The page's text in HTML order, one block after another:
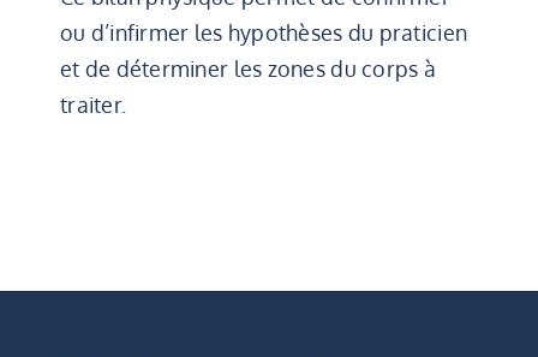
ou d’infirmer les hypothèses du praticien
et de déterminer les zones du corps à
traiter.